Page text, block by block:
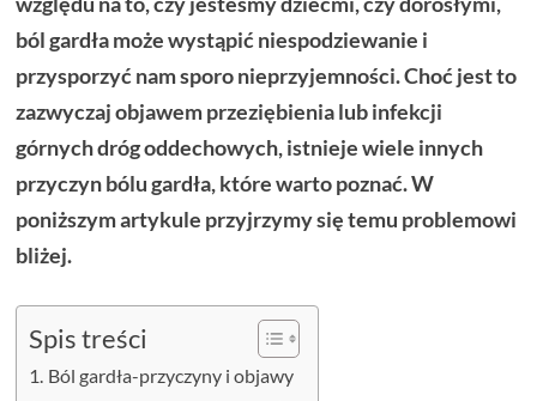
ból gardła może wystąpić niespodziewanie i
przysporzyć nam sporo nieprzyjemności. Choć jest to
zazwyczaj objawem przeziębienia lub infekcji
górnych dróg oddechowych, istnieje wiele innych
przyczyn bólu gardła, które warto poznać. W
poniższym artykule przyjrzymy się temu problemowi
bliżej.
Spis treści
Ból gardła-przyczyny i objawy